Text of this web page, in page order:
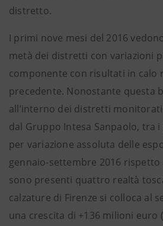
distretto.
I primi nove mesi del 2016
metà dei distretti con variazioni
componente con risultati in calo
precedente. Nonostante questa
all’interno dei distretti
dal Gruppo Intesa Sanpaolo, tra
per variazione assoluta delle
gennaio-settembre 2016 rispetto
sono presenti quattro realtà
calzature di Firenze si colloca al
una crescita di +136 milioni euro